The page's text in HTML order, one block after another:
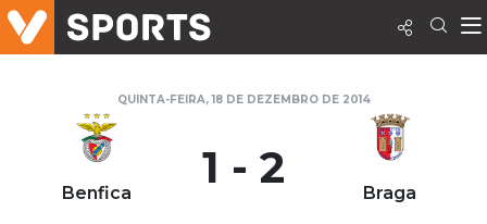
QUINTA-FEIRA, 18 DE DEZEMBRO DE 2014
Benfica 1 - 2 Braga